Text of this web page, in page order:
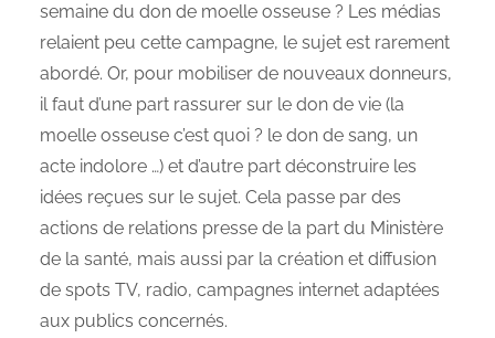
semaine du don de moelle osseuse ? Les médias
relaient peu cette campagne, le sujet est rarement
abordé. Or, pour mobiliser de nouveaux donneurs,
il faut d’une part rassurer sur le don de vie (la
moelle osseuse c’est quoi ? le don de sang, un
acte indolore …) et d’autre part déconstruire les
idées reçues sur le sujet. Cela passe par des
actions de relations presse de la part du Ministère
de la santé, mais aussi par la création et diffusion
de spots TV, radio, campagnes internet adaptées
aux publics concernés.